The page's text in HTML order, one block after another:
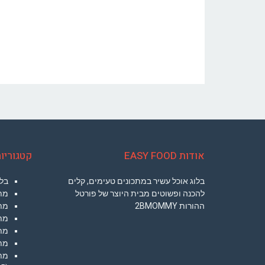
אודות EASY FOOD
בלוג אוכל עשיר במתכונים טעימים, קלים
להכנה ופשוטים מבית היוצר של פורטל
ההורות 2BMOMMY